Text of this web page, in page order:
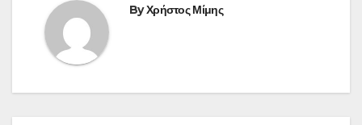
ByΧρήστος Μίμης